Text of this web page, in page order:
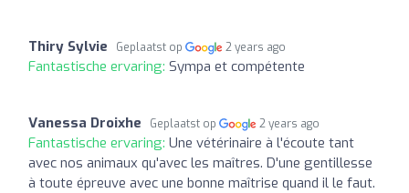
Thiry Sylvie Geplaatst op 2 years ago
Fantastische ervaring: Sympa et compétente
Vanessa Droixhe Geplaatst op 2 years ago
Fantastische ervaring: Une vétérinaire à l'écoute tant
avec nos animaux qu'avec les maîtres. D'une gentillesse
à toute épreuve avec une bonne maîtrise quand il le faut.